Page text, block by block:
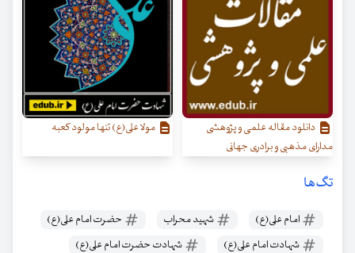
دانلود مقاله علمی و پژوهشی
مدارای مذهبی و برادری جهانی
مولا علی(ع) تنها مولود کعبه
تگ‌ها
امام علی(ع) شهید محراب
حضرت امام علی(ع)
شهادت امام علی(ع)
شهادت حضرت امام علی(ع)